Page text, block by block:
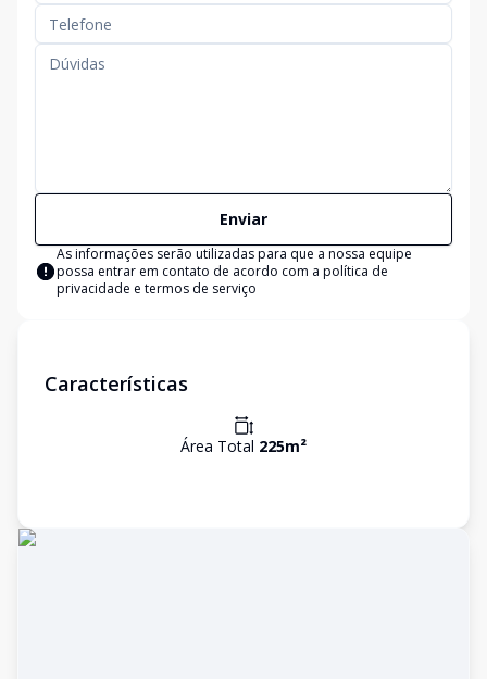
Enviar
As informações serão utilizadas para que a nossa equipe
possa entrar em contato de acordo com a política de
privacidade e termos de serviço
Características
Área Total 225m²